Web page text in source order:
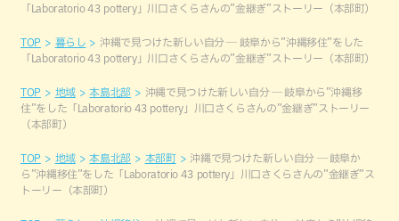
「Laboratorio 43 pottery」川口さくらさんの”金継ぎ”ストーリー（本部町）
TOP 暮らし
沖縄で見つけた新しい自分 ─ 岐阜から”沖縄移住”をした
「Laboratorio 43 pottery」川口さくらさんの”金継ぎ”ストーリー（本部町）
TOP 地域 本島北部
沖縄で見つけた新しい自分 ─ 岐阜から”沖縄移
住”をした「Laboratorio 43 pottery」川口さくらさんの”金継ぎ”ストーリー
（本部町）
TOP 地域 本島北部 本部町
沖縄で見つけた新しい自分 ─ 岐阜か
ら”沖縄移住”をした「Laboratorio 43 pottery」川口さくらさんの”金継ぎ”ス
トーリー（本部町）